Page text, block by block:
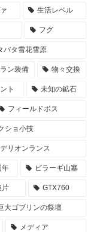
生活レベル
フグ
バタ雪花雪原
ン装備 物々交換
ト 未知の鉱石
フィールドボス
ショ小技
リオンランス
年 ビラーギ山塞
片 GTX760
大ゴブリンの祭壇
メディア